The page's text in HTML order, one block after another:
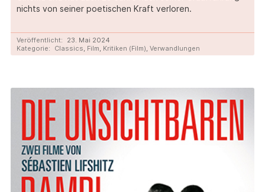
nichts von seiner poetischen Kraft verloren.
Veröffentlicht:
23. Mai 2024
Kategorie:
Classics, Film, Kritiken (Film), Verwandlungen